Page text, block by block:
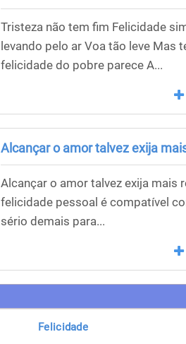
Tristeza não tem fim Felicidade
levando pelo ar Voa tão leve Mas
felicidade do pobre parece A...
Alcançar o amor talvez exija
Alcançar o amor talvez exija mais
felicidade pessoal é compatível
sério demais para...
Felicidade